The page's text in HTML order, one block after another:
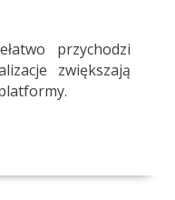
przychodzi
zwiększają